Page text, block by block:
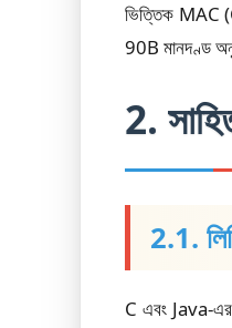
ভিত্তিক MAC
90B মানদণ্ড
2.
2.1.
C এবং Java-